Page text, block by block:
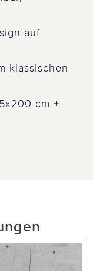
auf
klassischen
cm +